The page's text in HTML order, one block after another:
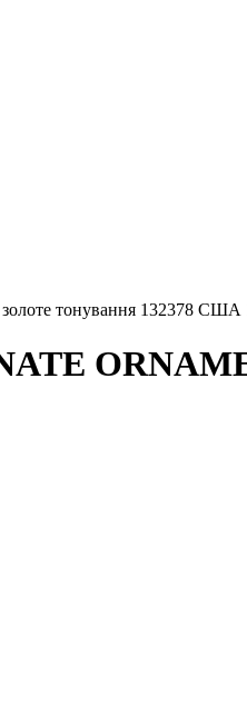
тонування 132378 США